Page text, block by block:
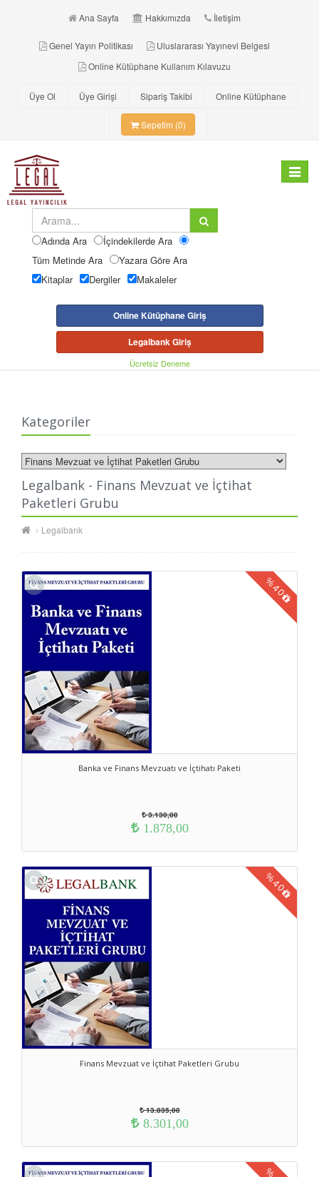
Ana Sayfa Hakkımızda İletişim
Genel Yayın Politikası
Uluslararası Yayınevi Belgesi
Online Kütüphane Kullanım Kılavuzu
Üye Ol Üye Girişi Sipariş Takibi Online Kütüphane
Sepetim (0)
Toggle
Adında Ara
İçindekilerde Ara
Tüm Metinde Ara
Yazara Göre Ara
Kitaplar
Dergiler Makaleler
Online Kütüphane Giriş
Legalbank Giriş
Ücretsiz Deneme
Kategoriler
Legalbank - Finans Mevzuat ve İçtihat
Paketleri Grubu
Legalbank
Banka ve Finans Mevzuatı ve İçtihatı Paketi
%40
3.130,00
1.878,00
Finans Mevzuat ve İçtihat Paketleri Grubu
%40
13.835,00
8.301,00
%